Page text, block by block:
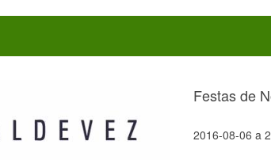
Festas de
2016-08-06 a